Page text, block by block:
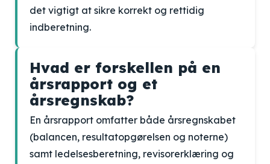
det vigtigt at sikre korrekt og rettidig
indberetning.
Hvad er forskellen på en
årsrapport og et
årsregnskab?
En årsrapport omfatter både årsregnskabet
(balancen, resultatopgørelsen og noterne)
samt ledelsesberetning, revisorerklæring og